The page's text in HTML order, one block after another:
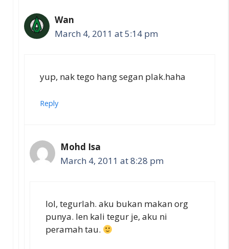
Wan
March 4, 2011 at 5:14 pm
yup, nak tego hang segan plak.haha
Reply
Mohd Isa
March 4, 2011 at 8:28 pm
lol, tegurlah. aku bukan makan org
punya. len kali tegur je, aku ni
peramah tau.